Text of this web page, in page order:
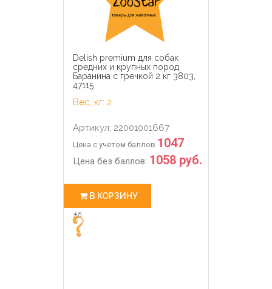
Delish premium для собак
средних и крупных пород
Баранина с гречкой 2 кг 3803,
47115
Вес, кг: 2
Артикул: 22001001667
Цена с учетом баллов 1047
Цена без баллов: 1058 руб.
В КОРЗИНУ